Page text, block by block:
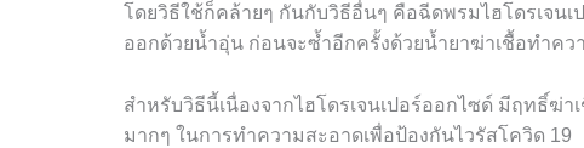
โดยวิธีใช้ก็คล้ายๆ กันกับวิธีอื่นๆ คือฉีดพรมไฮโดรเจน
ออกด้วยน้ำอุ่น ก่อนจะซ้ำอีกครั้งด้วยน้ำยาฆ่าเชื้อทำคว
สำหรับวิธีนี้เนื่องจากไฮโดรเจนเปอร์ออกไซด์ มีฤทธิ์ฆ่
มากๆ ในการทำความสะอาดเพื่อป้องกันไวรัสโควิด 19